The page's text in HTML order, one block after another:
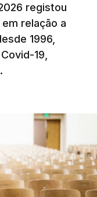
uma redução
sempre que se
combustíveis
a escalada de
à guerra no
Oriente e ao
dos
cessar-fogo
registou
relação a
1996,
19,